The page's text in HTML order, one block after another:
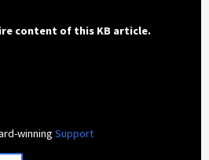
content of this KB article.
winningSupport